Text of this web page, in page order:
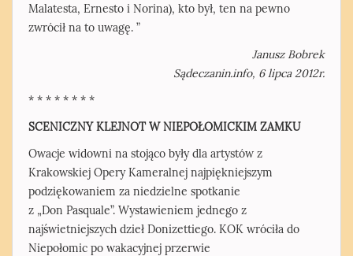
Malatesta, Ernesto i Norina), kto był, ten na pewno
zwrócił na to uwagę. ”
Janusz Bobrek
Sądeczanin.info, 6 lipca 2012r.
* * * * * * * *
SCENICZNY KLEJNOT W NIEPOŁOMICKIM ZAMKU
Owacje widowni na stojąco były dla artystów z
Krakowskiej Opery Kameralnej najpiękniejszym
podziękowaniem za niedzielne spotkanie
z „Don Pasquale”. Wystawieniem jednego z
najświetniejszych dzieł Donizettiego. KOK wróciła do
Niepołomic po wakacyjnej przerwie